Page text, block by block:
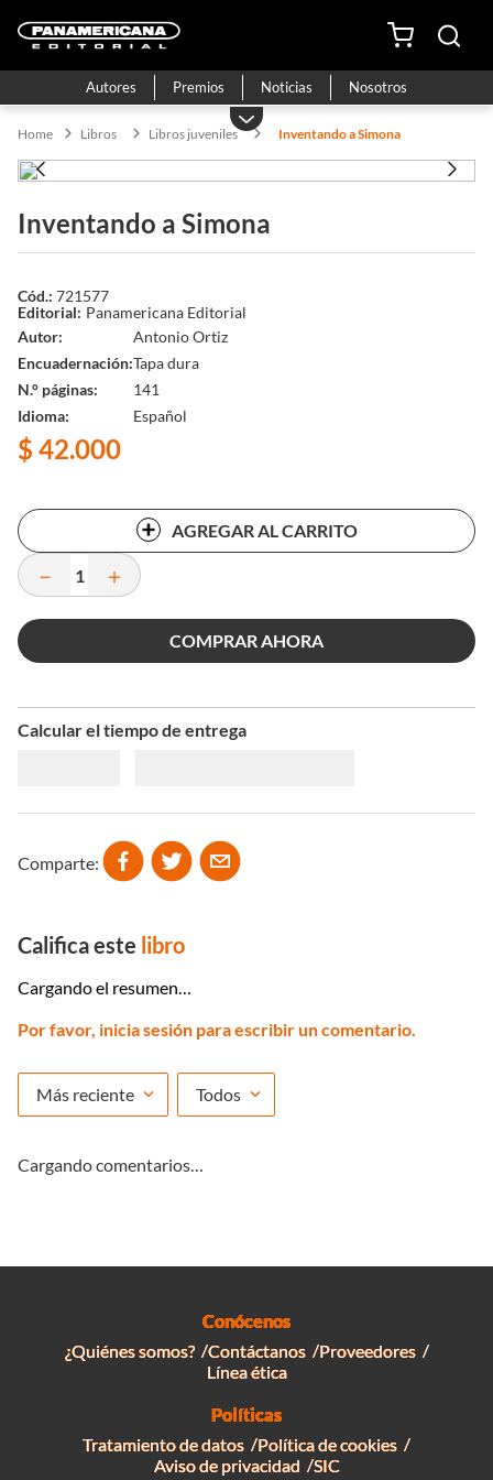
Autores Premios Noticias Nosotros
Libros Libros juveniles Inventando a Simona
Inventando a Simona
Panamericana Editorial
721577
Autor
Encuadernación
N.° páginas
Idioma
Antonio Ortiz
Tapa dura
141
Español
$ 42.000
AGREGAR AL CARRITO
＋
－
COMPRAR AHORA
Calcular el tiempo de entrega
Comparte
Califica este libro
Cargando el resumen…
Por favor, inicia sesión para escribir un comentario.
Más reciente Todos
Cargando comentarios…
Conócenos
¿Quiénes somos?
Contáctanos
Proveedores
Línea ética
Políticas
Tratamiento de datos
Política de cookies
Aviso de privacidad
SIC